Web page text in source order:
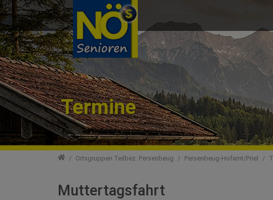
Direkt zur Hauptnavigation springen
Direkt zum Inhalt springen
Termine
Teilbezirke
Ortsgruppen Teilbez. Persenbeug Persenbeug-Hofamt/Priel
Muttertagsfahrt